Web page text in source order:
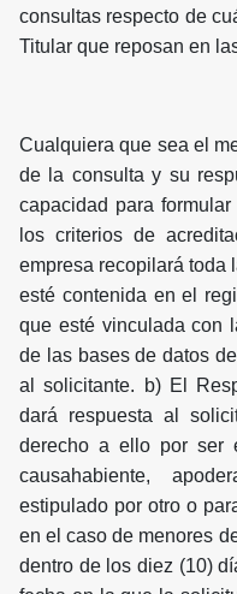
consultas respecto de
Titular que reposan en
Cualquiera que sea el
de la consulta y su
capacidad para
los criterios de
empresa recopilará toda
esté contenida en el
que esté vinculada con
de las bases de datos
al solicitante. b) El
dará respuesta al
derecho a ello por ser
causahabiente,
estipulado por otro o
en el caso de menores
dentro de los diez (10)